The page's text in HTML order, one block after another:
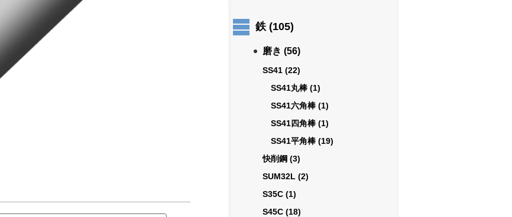
鉄 (105)
磨き (56)
SS41 (22)
SS41丸棒 (1)
SS41六角棒 (1)
SS41四角棒 (1)
SS41平角棒 (19)
快削鋼 (3)
SUM32L (2)
S35C (1)
S45C (18)